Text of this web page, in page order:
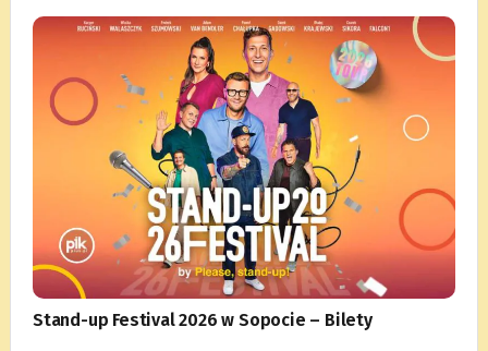
Stand-up Festival 2026 w Sopocie – Bilety